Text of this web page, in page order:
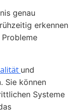
genau
erkennen
und
Sie können
Systeme